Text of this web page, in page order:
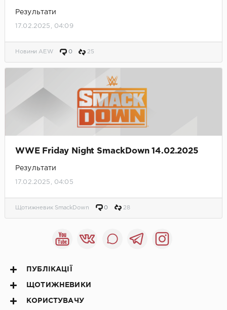
Результати
17.02.2025, 04:09
Новини AEW 0 25
WWE Friday Night SmackDown 14.02.2025
Результати
17.02.2025, 04:05
Щотижневик SmackDown 0 28
ПУБЛІКАЦІЇ
ЩОТИЖНЕВИКИ
КОРИСТУВАЧУ